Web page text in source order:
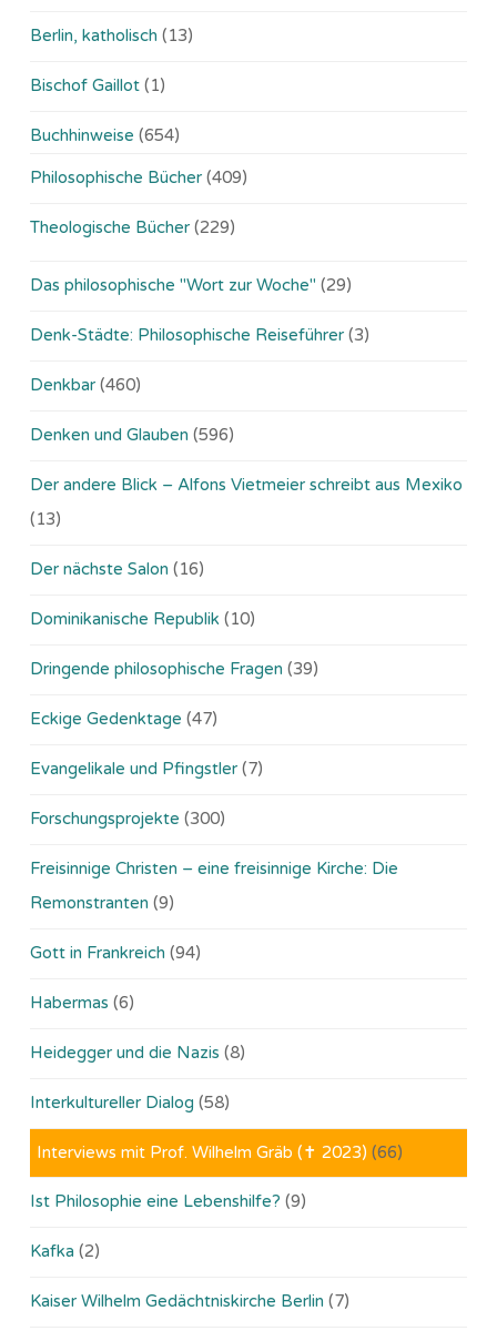
Berlin, katholisch (13)
Bischof Gaillot (1)
Buchhinweise (654)
Philosophische Bücher (409)
Theologische Bücher (229)
Das philosophische "Wort zur Woche" (29)
Denk-Städte: Philosophische Reiseführer (3)
Denkbar (460)
Denken und Glauben (596)
Der andere Blick – Alfons Vietmeier schreibt aus Mexiko
(13)
Der nächste Salon (16)
Dominikanische Republik (10)
Dringende philosophische Fragen (39)
Eckige Gedenktage (47)
Evangelikale und Pfingstler (7)
Forschungsprojekte (300)
Freisinnige Christen – eine freisinnige Kirche: Die
Remonstranten (9)
Gott in Frankreich (94)
Habermas (6)
Heidegger und die Nazis (8)
Interkultureller Dialog (58)
Interviews mit Prof. Wilhelm Gräb (✝ 2023) (66)
Ist Philosophie eine Lebenshilfe? (9)
Kafka (2)
Kaiser Wilhelm Gedächtniskirche Berlin (7)